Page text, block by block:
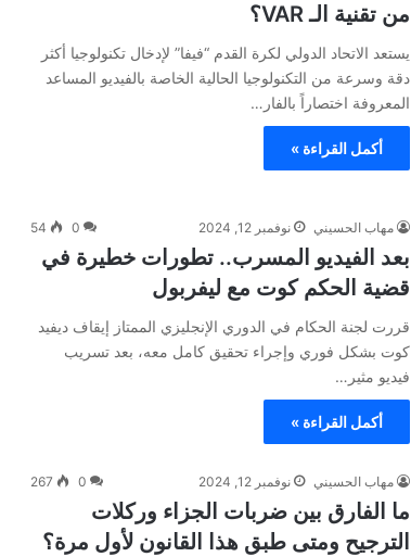
من تقنية الـ VAR؟
يستعد الاتحاد الدولي لكرة القدم “فيفا” لإدخال تكنولوجيا أكثر
دقة وسرعة من التكنولوجيا الحالية الخاصة بالفيديو المساعد
المعروفة اختصاراً بالفار…
أكمل القراءة »
مهاب الحسيني نوفمبر 12, 2024 0
54
بعد الفيديو المسرب.. تطورات خطيرة في
قضية الحكم كوت مع ليفربول
قررت لجنة الحكام في الدوري الإنجليزي الممتاز إيقاف ديفيد
كوت بشكل فوري وإجراء تحقيق كامل معه، بعد تسريب
فيديو مثير…
أكمل القراءة »
مهاب الحسيني نوفمبر 12, 2024 0
267
ما الفارق بين ضربات الجزاء وركلات
الترجيح ومتى طبق هذا القانون لأول مرة؟